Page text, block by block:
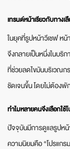
เทรนด์หน้าเรียวกับทางเ
ในยุคที่รูปหน้าวีเชฟ หน้
จึงกลายเป็นหนึ่งในบริก
ที่ช่วยลดไขมันบริเวณก
ชัดเจนขึ้น โดยไม่ต้องพั
ทำไมหลายคนจึงเลือกใช้
ปัจจุบันมีการดูแลรูปหน้
ความนิยมคือ “โปรแกร